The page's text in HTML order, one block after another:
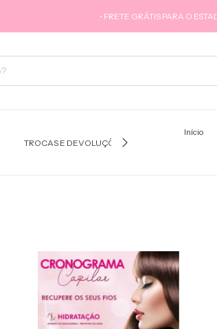
• FRETE GRÁTIS PARA O ESTADO
TROCAS E DEVOLUÇÕES
Início